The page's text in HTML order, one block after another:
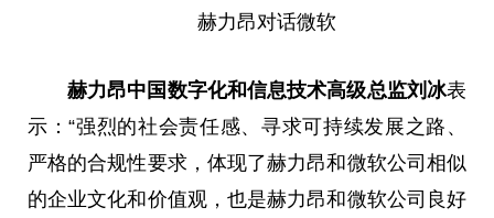
赫力昂对话微软
赫力昂中国数字化和信息技术高级总监刘冰表
示：“强烈的社会责任感、寻求可持续发展之路、
严格的合规性要求，体现了赫力昂和微软公司相似
的企业文化和价值观，也是赫力昂和微软公司良好